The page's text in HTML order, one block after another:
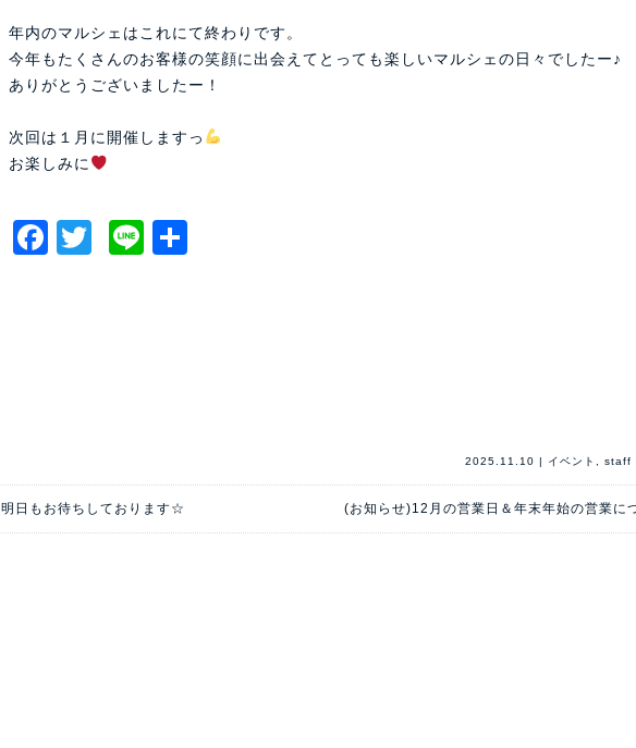
年内のマルシェはこれにて終わりです。
今年もたくさんのお客様の笑顔に出会えてとっても楽しいマルシェの日々でしたー♪
ありがとうございましたー！
次回は１月に開催しますっ
お楽しみに
Facebook
Twitter
Line
2025.11.10 | イベント , staff
明日もお待ちしております☆ (お知らせ)12月の営業日＆年末年始の営業に